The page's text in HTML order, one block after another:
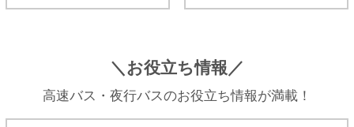
＼お役立ち情報／
高速バス・夜行バスのお役立ち情報が満載！